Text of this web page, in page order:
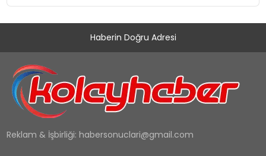
Haberin Doğru Adresi
Reklam & İşbirliği: habersonuclari@gmail.com